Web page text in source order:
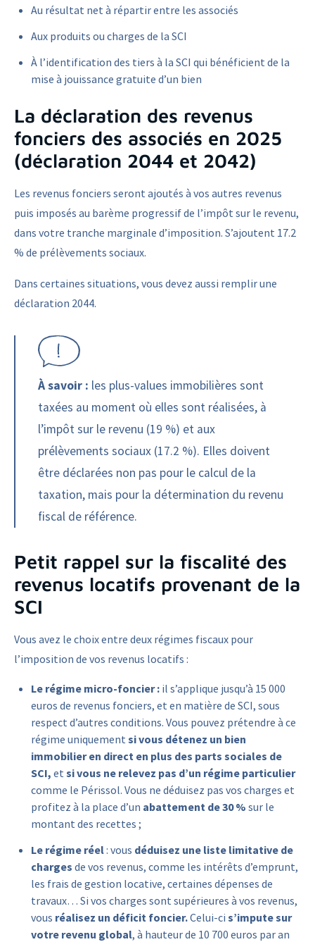
Au résultat net à répartir entre les associés
Aux produits ou charges de la SCI
À l’identification des tiers à la SCI qui bénéficient de la
mise à jouissance gratuite d’un bien
La déclaration des revenus
fonciers des associés en 2025
(déclaration 2044 et 2042)
Les revenus fonciers seront ajoutés à vos autres revenus
puis imposés au barème progressif de l’impôt sur le revenu,
dans votre tranche marginale d’imposition. S’ajoutent 17.2
% de prélèvements sociaux.
Dans certaines situations, vous devez aussi remplir une
déclaration 2044.
À savoir : les plus-values immobilières sont
taxées au moment où elles sont réalisées, à
l’impôt sur le revenu (19 %) et aux
prélèvements sociaux (17.2 %). Elles doivent
être déclarées non pas pour le calcul de la
taxation, mais pour la détermination du revenu
fiscal de référence.
Petit rappel sur la fiscalité des
revenus locatifs provenant de la
SCI
Vous avez le choix entre deux régimes fiscaux pour
l’imposition de vos revenus locatifs :
Le régime micro-foncier : il s’applique jusqu’à 15 000
euros de revenus fonciers, et en matière de SCI, sous
respect d’autres conditions. Vous pouvez prétendre à ce
régime uniquement si vous détenez un bien
immobilier en direct en plus des parts sociales de
SCI, et si vous ne relevez pas d’un régime particulier
comme le Périssol. Vous ne déduisez pas vos charges et
profitez à la place d’un abattement de 30 % sur le
montant des recettes ;
Le régime réel: vous déduisez une liste limitative de
charges de vos revenus, comme les intérêts d’emprunt,
les frais de gestion locative, certaines dépenses de
travaux… Si vos charges sont supérieures à vos revenus,
vous réalisez un déficit foncier.Celui-ci s’impute sur
votre revenu global, à hauteur de 10 700 euros par an